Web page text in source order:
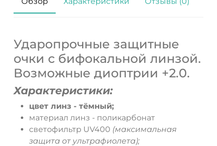
Ударопрочные защитные
очки с бифокальной линзой.
Возможные диоптрии +2.0.
Характеристики:
цвет линз - тёмный;
материал линз - поликарбонат
светофильтр UV400 (максимальная
защита от ультрафиолета);